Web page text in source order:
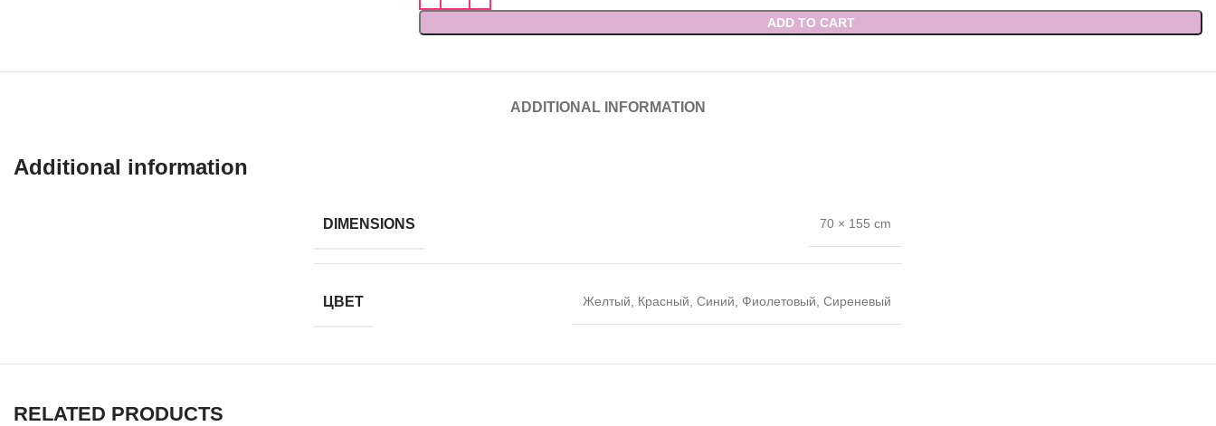
ADD TO CART
ADDITIONAL INFORMATION
Additional information
DIMENSIONS 70 × 155 cm
ЦВЕТ Желтый, Красный, Синий, Фиолетовый, Сиреневый
RELATED PRODUCTS